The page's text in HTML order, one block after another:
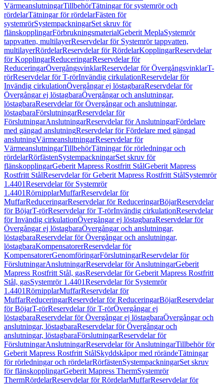
VärmeanslutningarTillbehörTätningar för systemrör och
rördelarTätningar för rördelarFästen för
systemrörSystempackningarSet skruv för
flänskopplingarFörbrukningsmaterialGeberit MeplaSystemrör
tappvatten, multilayerReservdelar för Systemrör tappvatten,
multilayerRördelarReservdelar för RördelarKopplingarReservdelar
för KopplingarReduceringarReservdelar för
ReduceringarÖvergångsvinklarReservdelar för ÖvergångsvinklarT-
rörReservdelar för T-rörInvändig cirkulationReservdelar för
Invändig cirkulationÖvergångar ej löstagbaraReservdelar för
Övergångar ej löstagbaraÖvergångar och anslutningar,
löstagbaraReservdelar för Övergångar och anslutningar,
löstagbaraFörslutningarReservdelar för
FörslutningarAnslutningarReservdelar för AnslutningarFördelare
med gängad anslutningReservdelar för Fördelare med gängad
anslutningVärmeanslutningarReservdelar för
VärmeanslutningarTillbehörTätningar för rörledningar och
rördelarRörfästenSystempackningarSet skruv för
flänskopplingarGeberit Mapress Rostfritt StålGeberit Mapress
Rostfritt StålReservdelar för Geberit Mapress Rostfritt StålSystemrör
1.4401Reservdelar för Systemrör
1.4401RörnipplarMuffarReservdelar för
MuffarReduceringarReservdelar för ReduceringarBöjarReservdelar
för BöjarT-rörReservdelar för T-rörInvändig cirkulationReservdelar
för Invändig cirkulationÖvergångar ej löstagbaraReservdelar för
Övergångar ej löstagbaraÖvergångar och anslutningar,
löstagbaraReservdelar för Övergångar och anslutningar,
löstagbaraKompensatorerReservdelar för
KompensatorerGenomföringarFörslutningarReservdelar för
FörslutningarAnslutningarReservdelar för AnslutningarGeberit
Mapress Rostfritt Stål, gasReservdelar för Geberit Mapress Rostfritt
Stål, gasSystemrör 1.4401Reservdelar för Systemrör
1.4401RörnipplarMuffarReservdelar för
MuffarReduceringarReservdelar för ReduceringarBöjarReservdelar
för BöjarT-rörReservdelar för T-rörÖvergångar ej
löstagbaraReservdelar för Övergångar ej löstagbaraÖvergångar och
anslutningar, löstagbaraReservdelar för Övergångar och
anslutningar, löstagbaraFörslutningarReservdelar för
FörslutningarAnslutningarReservdelar för AnslutningarTillbehör för
Geberit Mapress Rostfritt StålSkyddskåpor med rörändeTätningar
för rörledningar och rördelarRörfästenSystempackningarSet skruv
för flänskopplingarGeberit Mapress ThermSystemrör
ThermRördelarReservdelar för RördelarMuffarReservdelar för